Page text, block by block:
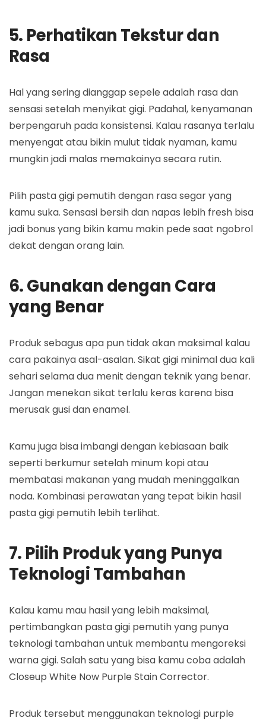
5. Perhatikan Tekstur dan
Rasa
Hal yang sering dianggap sepele adalah rasa dan
sensasi setelah menyikat gigi. Padahal, kenyamanan
berpengaruh pada konsistensi. Kalau rasanya terlalu
menyengat atau bikin mulut tidak nyaman, kamu
mungkin jadi malas memakainya secara rutin.
Pilih pasta gigi pemutih dengan rasa segar yang
kamu suka. Sensasi bersih dan napas lebih fresh bisa
jadi bonus yang bikin kamu makin pede saat ngobrol
dekat dengan orang lain.
6. Gunakan dengan Cara
yang Benar
Produk sebagus apa pun tidak akan maksimal kalau
cara pakainya asal-asalan. Sikat gigi minimal dua kali
sehari selama dua menit dengan teknik yang benar.
Jangan menekan sikat terlalu keras karena bisa
merusak gusi dan enamel.
Kamu juga bisa imbangi dengan kebiasaan baik
seperti berkumur setelah minum kopi atau
membatasi makanan yang mudah meninggalkan
noda. Kombinasi perawatan yang tepat bikin hasil
pasta gigi pemutih lebih terlihat.
7. Pilih Produk yang Punya
Teknologi Tambahan
Kalau kamu mau hasil yang lebih maksimal,
pertimbangkan pasta gigi pemutih yang punya
teknologi tambahan untuk membantu mengoreksi
warna gigi. Salah satu yang bisa kamu coba adalah
Closeup White Now Purple Stain Corrector.
Produk tersebut menggunakan teknologi purple